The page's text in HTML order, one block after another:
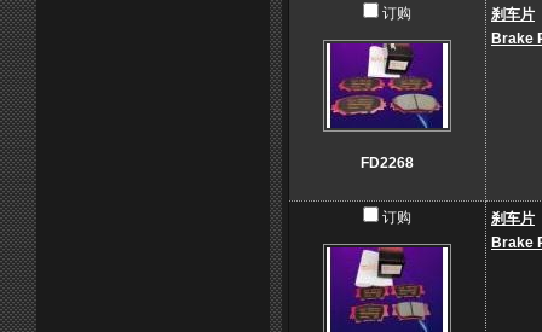
订购
FD2268
刹车片
Brake
订购
刹车片
Brake